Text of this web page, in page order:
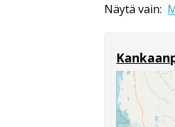
Näytä vain: